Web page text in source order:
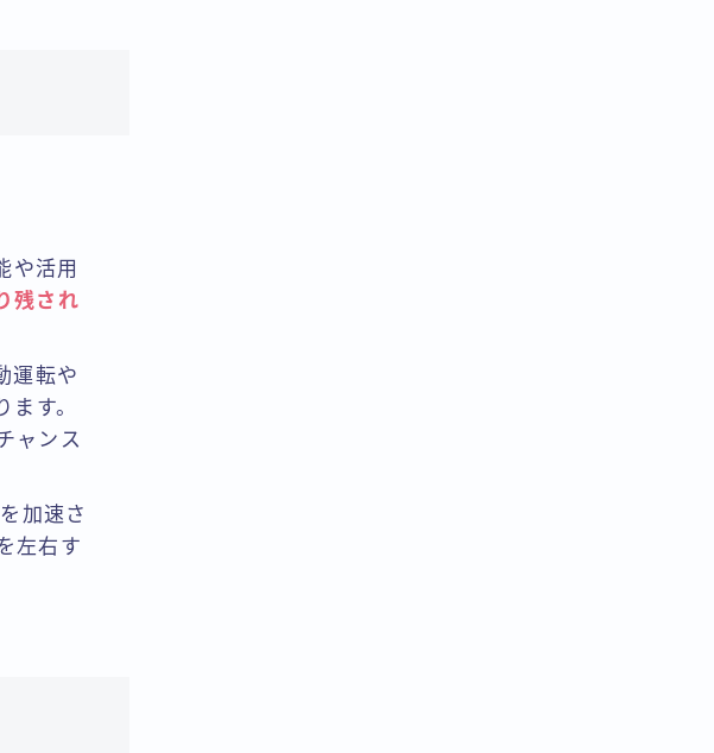
や活用
残され
運転や
す。
ャンス
加速さ
左右す